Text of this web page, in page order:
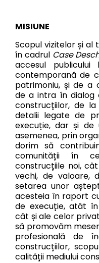
MISIUNE
Scopul vizitelor și al
în cadrul Case
accesul
contemporană de
patrimoniu, și de a
de a intra în dialog
construcțiilor, de
detalii legate de
execuție, dar și de
asemenea, prin
dorim să
comunității în
construcțiile noi,
vechi, de valoare,
setarea unor
acesteia în raport
de execuție, atât
cât și ale celor
să promovăm
profesională de
construcțiilor,
calității mediului